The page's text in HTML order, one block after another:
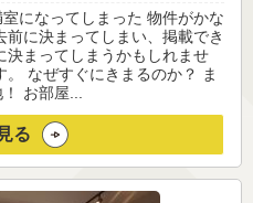
になってしまった 物件がかな
に決まってしまい、掲載でき
決まってしまうかもしれませ
なぜすぐにきまるのか？ ま
お部屋...
る